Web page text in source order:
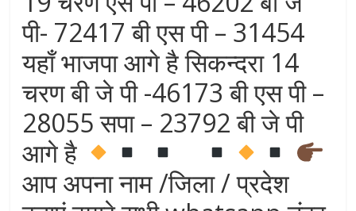
पी- 72417 बी एस पी – 31454
यहाँ भाजपा आगे है सिकन्दरा 14
चरण बी जे पी -46173 बी एस पी –
28055 सपा – 23792 बी जे पी
आगे है
आप अपना नाम /जिला / प्रदेश